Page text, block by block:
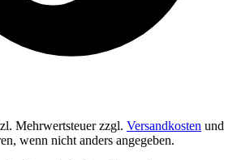
Mehrwertsteuer zzgl. Versandkosten und
wenn nicht anders angegeben.